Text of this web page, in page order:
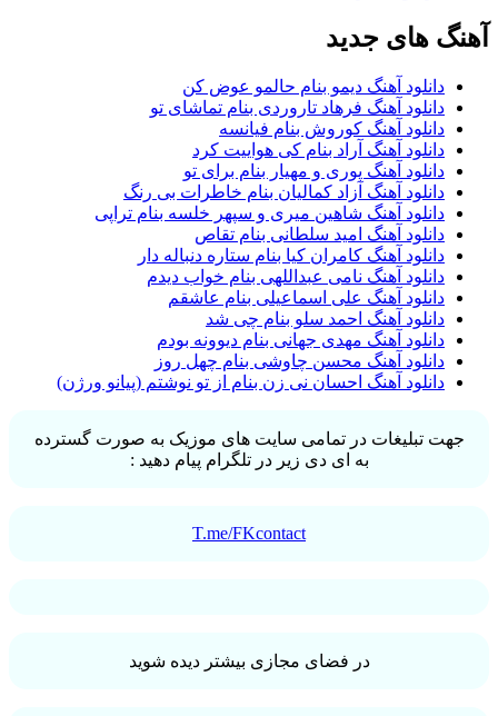
آهنگ های جدید
دانلود آهنگ دیمو بنام حالمو عوض کن
دانلود آهنگ فرهاد تاروردی بنام تماشای تو
دانلود آهنگ کوروش بنام فیانسه
دانلود آهنگ آراد بنام کی هواییت کرد
دانلود آهنگ پوری و مهیار بنام برای تو
دانلود آهنگ آزاد کمالیان بنام خاطرات بی رنگ
دانلود آهنگ شاهین میری و سپهر خلسه بنام تراپی
دانلود آهنگ امید سلطانی بنام تقاص
دانلود آهنگ کامران کیا بنام ستاره دنباله دار
دانلود آهنگ نامی عبداللهی بنام خواب دیدم
دانلود آهنگ علی اسماعیلی بنام عاشقم
دانلود آهنگ احمد سلو بنام چی شد
دانلود آهنگ مهدی جهانی بنام دیوونه بودم
دانلود آهنگ محسن چاوشی بنام چهل روز
دانلود آهنگ احسان نی زن بنام از تو نوشتم (پیانو ورژن)
جهت تبلیغات در تمامی سایت های موزیک به صورت گسترده
به ای دی زیر در تلگرام پیام دهید :
T.me/FKcontact
در فضای مجازی بیشتر دیده شوید